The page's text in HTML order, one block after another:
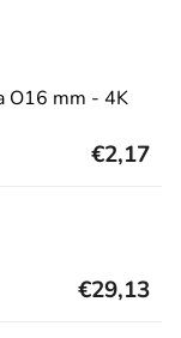
O16 mm - 4K
€2,17
€29,13